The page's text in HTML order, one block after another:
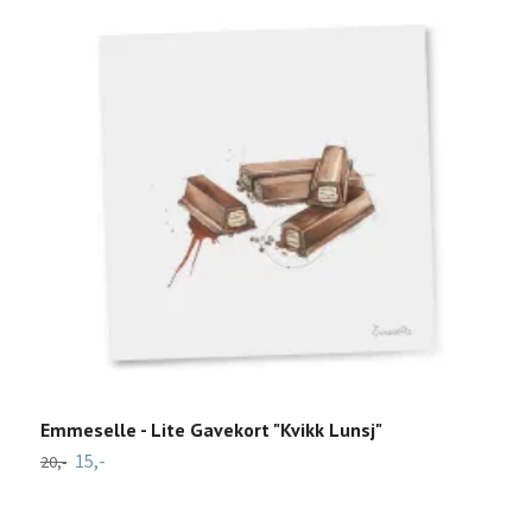
Emmeselle - Lite Gavekort "Kvikk Lunsj"
20,- 15,-